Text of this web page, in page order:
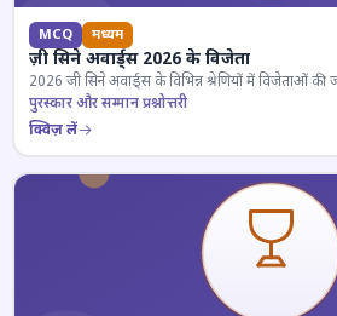
MCQ मध्यम
ज़ी सिने अवार्ड्स 2026 के विजेता
2026 जी सिने अवार्ड्स के विभिन्न श्रेणियों में विजेताओं की
पुरस्कार और सम्मान प्रश्नोत्तरी
क्विज़ लें